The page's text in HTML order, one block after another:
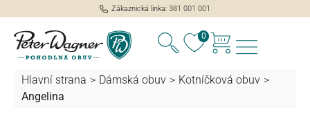
obsah
Zákaznická linka: 381 001 001
0
Hlavní strana > Dámská obuv > Kotníčková obuv >
Angelina